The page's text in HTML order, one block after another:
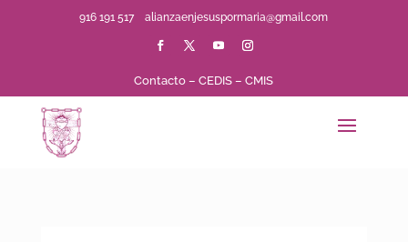
916 191 517alianzaenjesuspormaria@gmail.com
Contacto –CEDIS –CMIS